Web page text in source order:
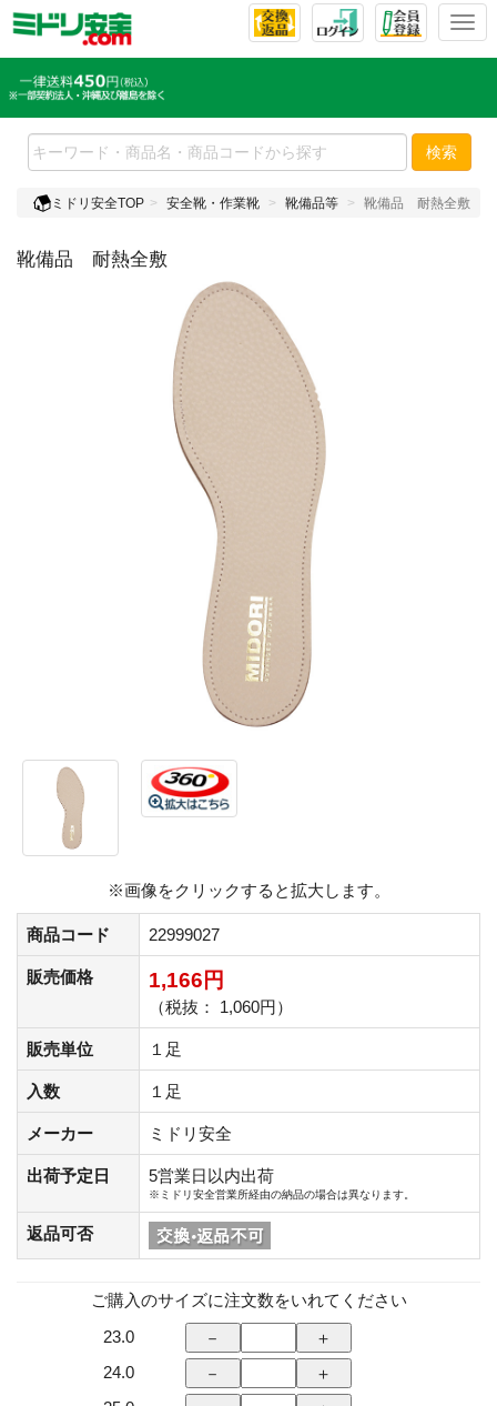
T
l
e
n
v
検索
ミドリ安全TOP 安全靴・作業靴 靴備品等 靴備品 耐熱全敷
靴備品 耐熱全敷
※画像をクリックすると拡大します。
商品コード 22999027
販売価格 1,166円
（税抜： 1,060円）
販売単位 １足
入数 １足
メーカー ミドリ安全
出荷予定日 5営業日以内出荷
※ミドリ安全営業所経由の納品の場合は異なります。
返品可否
ご購入のサイズに注文数をいれてください
23.0
24.0